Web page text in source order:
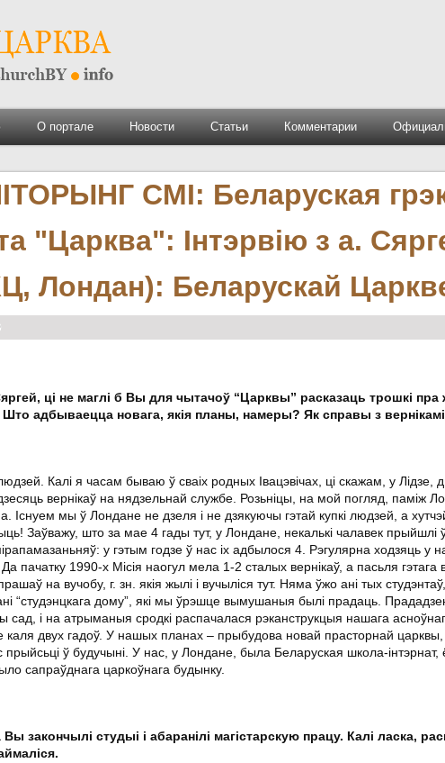
О портале Новости Статьи Комментарии
СМІ: Беларуская
"Царква": Інтэрвію з а.
Лондан): Беларускай
ці не маглі б Вы для чытачоў “Царквы” расказаць трошкі пра
адбываецца новага, якія планы, намеры? Як справы з
Калі я часам бываю ў сваіх родных Івацэвічах, ці скажам, у Лідзе,
вернікаў на нядзельнай службе. Розьніцы, на мой погляд, паміж
Існуем мы ў Лондане не дзеля і не дзякуючы гэтай купкі людзей, а
Заўважу, што за мае 4 гады тут, у Лондане, некалькі чалавек прыйшлі
у гэтым годзе ў нас іх адбылося 4. Рэгулярна ходзяць
пачатку 1990-х Місія наогул мела 1-2 сталых вернікаў, а пасьля гэтага
на вучобу, г. зн. якія жылі і вучыліся тут. Няма ўжо ані тых
“студэнцкага дому”, які мы ўрэшце вымушаныя былі прадаць.
сад, і на атрыманыя сродкі распачалася рэканструкцыя нашага
каля двух гадоў. У нашых планах – прыбудова новай прасторнай царквы,
ў будучыні. У нас, у Лондане, была Беларуская школа-інтэрнат,
сапраўднага царкоўнага будынку.
закончылі студыі і абаранілі магістарскую працу. Калі ласка,